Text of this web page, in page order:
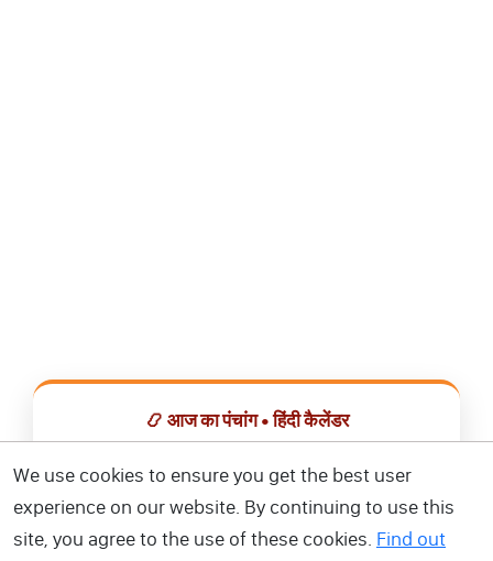
📿 आज का पंचांग • हिंदी कैलेंडर
📅 हिंदी कैलेंडर ऐप डाउनलोड करें
We use cookies to ensure you get the best user
experience on our website. By continuing to use this
site, you agree to the use of these cookies. Find out